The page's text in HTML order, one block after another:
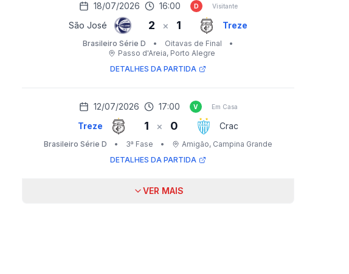
18/07/2026 16:00 D Visitante
São José 2 × 1 Treze
Brasileiro Série D • Oitavas de Final
•
Passo d'Areia, Porto Alegre
DETALHES DA PARTIDA
12/07/2026 17:00 V Em Casa
Treze 1 × 0 Crac
Brasileiro Série D • 3ª Fase • Amigão, Campina Grande
DETALHES DA PARTIDA
VER MAIS